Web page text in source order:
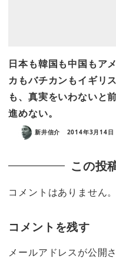
日本も韓国も中国もア
カもバチカンもイギリス
も、真実をいわないと
進めない。
新井信介 2014年3月14日
この投
コメントはありません。
コメントを残す
メールアドレスが公開